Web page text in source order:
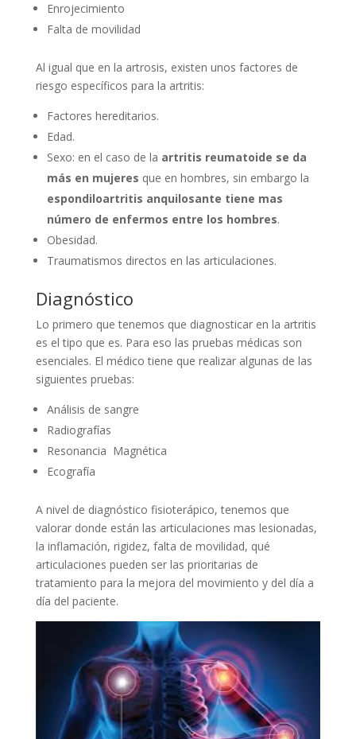
Enrojecimiento
Falta de movilidad
Al igual que en la artrosis, existen unos factores de
riesgo específicos para la artritis:
Factores hereditarios.
Edad.
Sexo: en el caso de la artritis reumatoide se da
más en mujeres que en hombres, sin embargo la
espondiloartritis anquilosante tiene mas
número de enfermos entre los hombres.
Obesidad.
Traumatismos directos en las articulaciones.
Diagnóstico
Lo primero que tenemos que diagnosticar en la artritis
es el tipo que es. Para eso las pruebas médicas son
esenciales. El médico tiene que realizar algunas de las
siguientes pruebas:
Análisis de sangre
Radiografías
Resonancia Magnética
Ecografía
A nivel de diagnóstico fisioterápico, tenemos que
valorar donde están las articulaciones mas lesionadas,
la inflamación, rigidez, falta de movilidad, qué
articulaciones pueden ser las prioritarias de
tratamiento para la mejora del movimiento y del día a
día del paciente.